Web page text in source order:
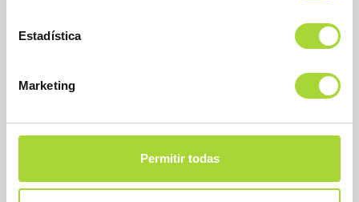
Estadística
Marketing
Permitir todas
Calle Condesa de Venadito, 1